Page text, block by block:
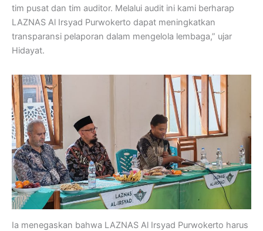
tim pusat dan tim auditor. Melalui audit ini kami berharap
LAZNAS Al Irsyad Purwokerto dapat meningkatkan
transparansi pelaporan dalam mengelola lembaga,” ujar
Hidayat.
Ia menegaskan bahwa LAZNAS Al Irsyad Purwokerto harus